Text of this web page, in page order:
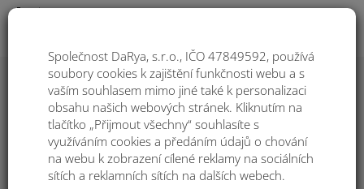
Pořadí 1
1 299 -40%
Společnost DaRya, s.r.o., IČO 47849592, používá
soubory cookies k zajištění funkčnosti webu a s
vaším souhlasem mimo jiné také k personalizaci
obsahu našich webových stránek. Kliknutím na
tlačítko „Přijmout všechny“ souhlasíte s
využíváním cookies a předáním údajů o chování
na webu k zobrazení cílené reklamy na sociálních
sítích a reklamních sítích na dalších webech.